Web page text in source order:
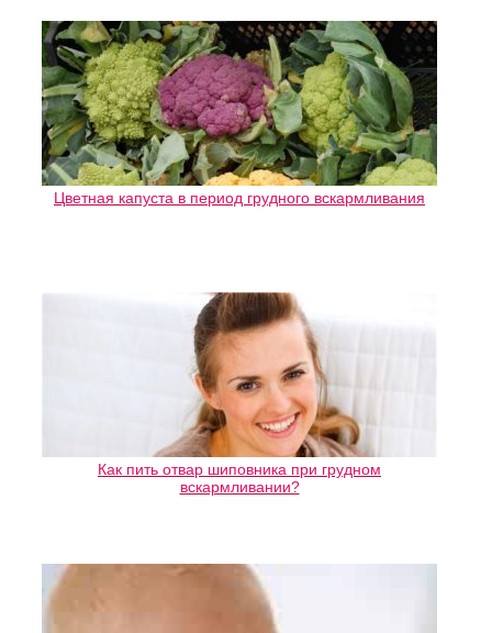
Цветная капуста в период грудного вскармливания
Как пить отвар шиповника при грудном
вскармливании?